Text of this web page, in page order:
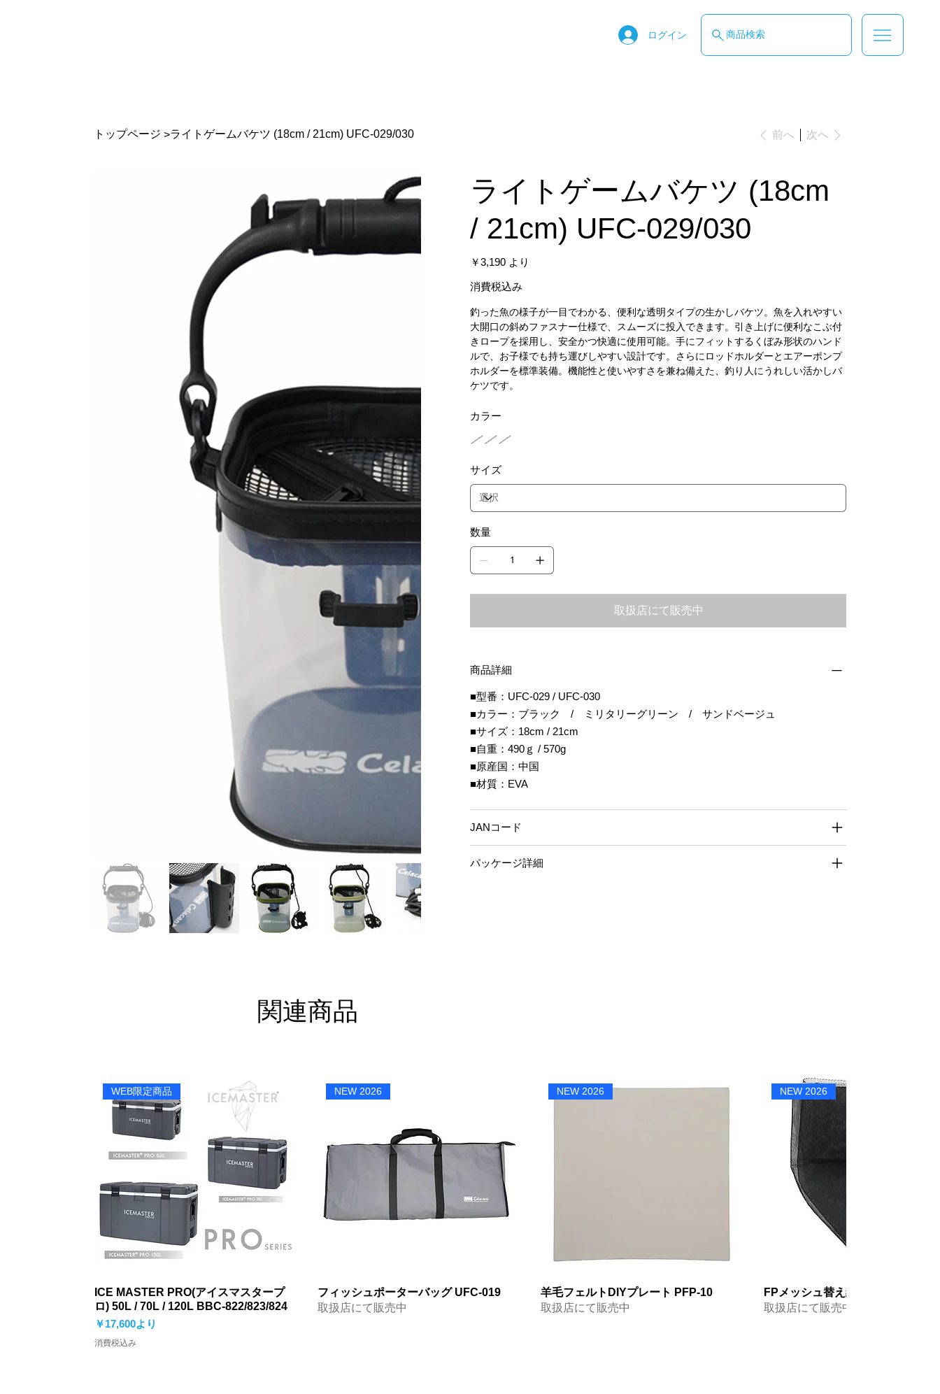
ログイン 商品検索
トップページ >ライトゲームバケツ (18cm / 21cm) UFC-029/030 前へ 次へ
ライトゲームバケツ (18cm
/ 21cm) UFC-029/030
価
￥3,190 より
消費税込み
釣った魚の様子が一目でわかる、便利な透明タイプの生かしバケツ。魚を入れやすい
大開口の斜めファスナー仕様で、スムーズに投入できます。引き上げに便利なこぶ付
きロープを採用し、安全かつ快適に使用可能。手にフィットするくぼみ形状のハンド
ルで、お子様でも持ち運びしやすい設計です。さらにロッドホルダーとエアーポンプ
ホルダーを標準装備。機能性と使いやすさを兼ね備えた、釣り人にうれしい活かしバ
ケツです。
カラー
サイズ
数量
取扱店にて販売中
商品詳細
■型番：UFC-029 / UFC-030
■カラー：ブラック / ミリタリーグリーン / サンドベージュ
■サイズ：18cm / 21cm
■自重：490ｇ / 570g
■原産国：中国
■材質：EVA
JANコード
パッケージ詳細
関連商品
WEB限定商品
ICE MASTER PRO(アイスマスタープ
ロ) 50L / 70L / 120L BBC-822/823/824
￥17,600より
セール価格
消費税込み
NEW 2026
フィッシュポーターバッグ UFC-019
取扱店にて販売中
NEW 2026
羊毛フェルトDIYプレート PFP-10
取扱店にて販売中
NEW 2026
FPメッシュ替え網(ハード) FP-310
取扱店にて販売中